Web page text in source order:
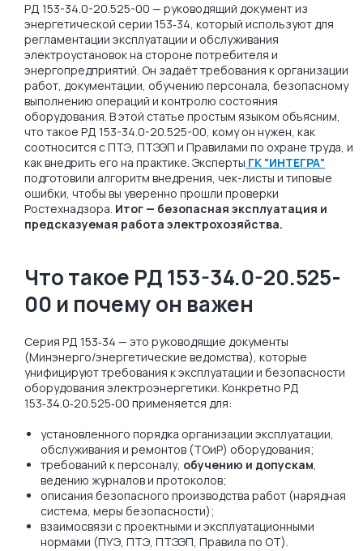
РД 153-34.0-20.525-00 — руководящий документ из
энергетической серии 153‑34, который используют для
регламентации эксплуатации и обслуживания
электроустановок на стороне потребителя и
энергопредприятий. Он задаёт требования к организации
работ, документации, обучению персонала, безопасному
выполнению операций и контролю состояния
оборудования. В этой статье простым языком объясним,
что такое РД 153-34.0-20.525-00, кому он нужен, как
соотносится с ПТЭ, ПТЭЭП и Правилами по охране труда, и
как внедрить его на практике. Эксперты ГК "ИНТЕГРА"
подготовили алгоритм внедрения, чек-листы и типовые
ошибки, чтобы вы уверенно прошли проверки
Ростехнадзора. Итог — безопасная эксплуатация и
предсказуемая работа электрохозяйства.
Что такое РД 153-34.0-20.525-
00 и почему он важен
Серия РД 153‑34 — это руководящие документы
(Минэнерго/энергетические ведомства), которые
унифицируют требования к эксплуатации и безопасности
оборудования электроэнергетики. Конкретно РД
153‑34.0‑20.525‑00 применяется для:
установленного порядка организации эксплуатации,
обслуживания и ремонтов (ТОиР) оборудования;
требований к персоналу, обучению и допускам,
ведению журналов и протоколов;
описания безопасного производства работ (нарядная
система, меры безопасности);
взаимосвязи с проектными и эксплуатационными
нормами (ПУЭ, ПТЭ, ПТЭЭП, Правила по ОТ).